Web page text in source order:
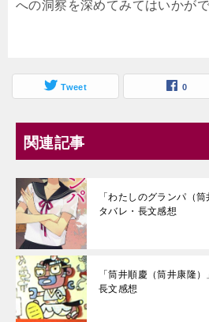
への洞察を深めてみてはいかがで
Tweet 0
関連記事
「わたしのグランパ（
タバレ・長文感想
「筒井順慶（筒井康隆
長文感想